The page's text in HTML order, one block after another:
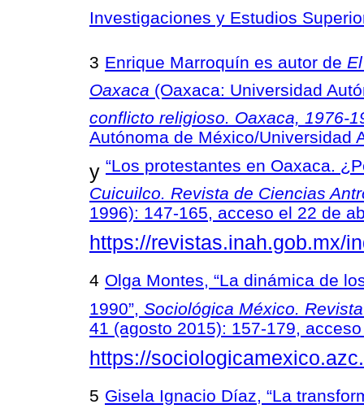
Investigaciones y Estudios
3 Enrique Marroquín es autor de
Oaxaca (Oaxaca: Universidad
conflicto religioso. Oaxaca, 1976-
Autónoma de México/Universidad
y “Los protestantes en Oaxaca.
Cuicuilco. Revista de Ciencias
1996): 147-165, acceso el 22 de
https://revistas.inah.gob.mx/
4 Olga Montes, “La dinámica de
1990”, Sociológica México.
41 (agosto 2015): 157-179,
https://
5 Gisela Ignacio Díaz, “La